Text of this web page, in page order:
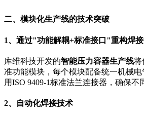
二、模块化生产线的技术突破
1、通过"功能解耦+标准接口"重构焊
库维科技开发的智能压力容器生产线将
准功能模块，每个模块配备统一机械
用ISO 9409-1标准法兰连接器，确保不
2、自动化焊接技术